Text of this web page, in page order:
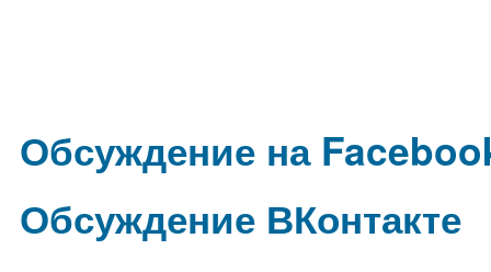
Обсуждение на
Обсуждение ВКонтакте